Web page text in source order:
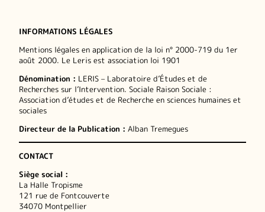
INFORMATIONS LÉGALES
Mentions légales en application de la loi n° 2000-719 du 1er
août 2000. Le Leris est association loi 1901
Dénomination : LERIS – Laboratoire d’Études et de
Recherches sur l’Intervention. Sociale Raison Sociale :
Association d’études et de Recherche en sciences humaines et
sociales
Directeur de la Publication : Alban Tremegues
CONTACT
Siège social :
La Halle Tropisme
121 rue de Fontcouverte
34070 Montpellier